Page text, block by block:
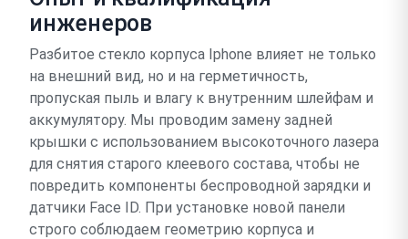
инженеров
Разбитое стекло корпуса Iphone влияет не только
на внешний вид, но и на герметичность,
пропуская пыль и влагу к внутренним шлейфам и
аккумулятору. Мы проводим замену задней
крышки с использованием высокоточного лазера
для снятия старого клеевого состава, чтобы не
повредить компоненты беспроводной зарядки и
датчики Face ID. При установке новой панели
строго соблюдаем геометрию корпуса и